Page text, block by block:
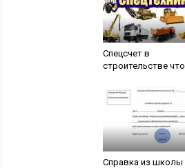
Спецсчет в
строительстве
Справка из школы